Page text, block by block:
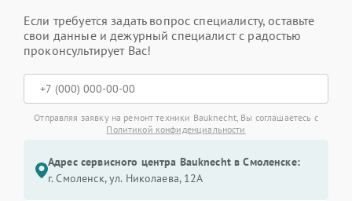
Если требуется задать вопрос специалисту, оставьте
свои данные и дежурный специалист с радостью
проконсультирует Вас!
Отправляя заявку на ремонт техники Bauknecht, Вы соглашаетесь с
Политикой конфиденциальности
Адрес сервисного центра Bauknecht в Смоленске:
г. Смоленск, ул. Николаева, 12А